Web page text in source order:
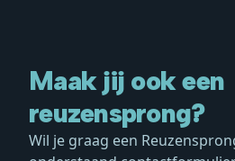
Maak jij ook een
reuzensprong?
Wil je graag een